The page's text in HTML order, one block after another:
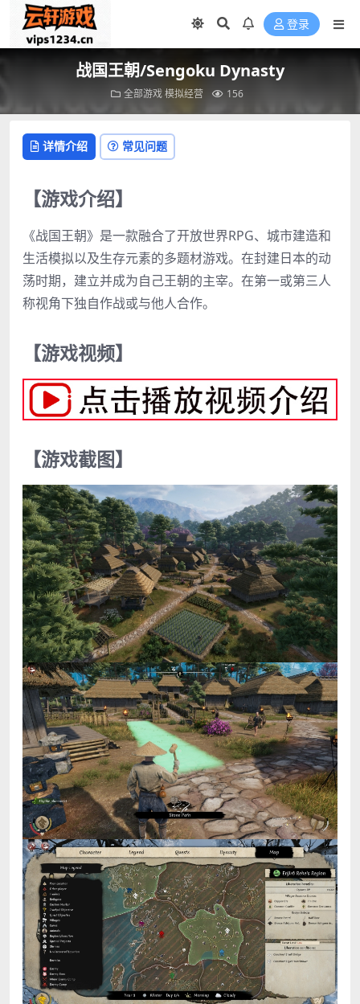
登录
战国王朝/Sengoku Dynasty
全部游戏 模拟经营 156
详情介绍 常见问题
【游戏介绍】
《战国王朝》是一款融合了开放世界RPG、城市建造和
生活模拟以及生存元素的多题材游戏。在封建日本的动
荡时期，建立并成为自己王朝的主宰。在第一或第三人
称视角下独自作战或与他人合作。
【游戏视频】
【游戏截图】